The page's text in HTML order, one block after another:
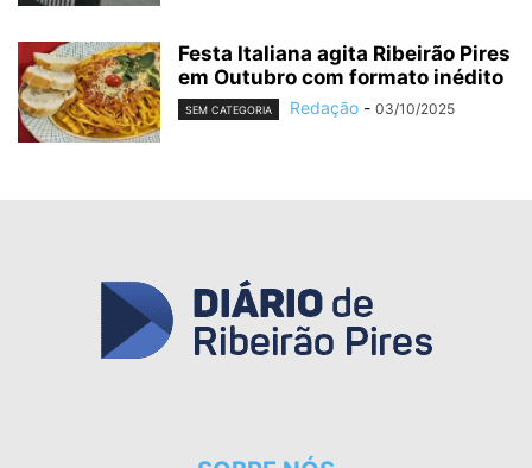
Festa Italiana agita Ribeirão Pires
em Outubro com formato inédito
SEM CATEGORIA Redação - 03/10/2025